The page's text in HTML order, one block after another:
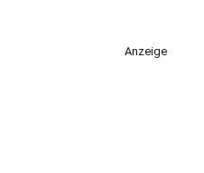
Anzeige